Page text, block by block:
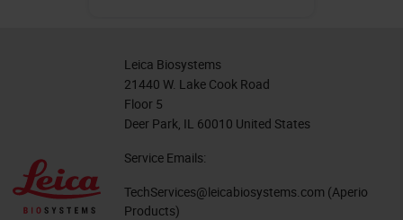
Leica Biosystems
21440 W. Lake Cook Road
Floor 5
Deer Park, IL 60010 United States
Service Emails:
TechServices@leicabiosystems.com (Aperio
Products)